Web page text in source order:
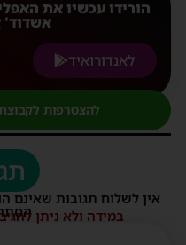
הורידו עכשיו את
אשדוד'
לאנדורואיד
להצטרפות לקבוצת
אין לשלוח תגובות שאינם
הסתה
במידה ולא ניתן להגיב